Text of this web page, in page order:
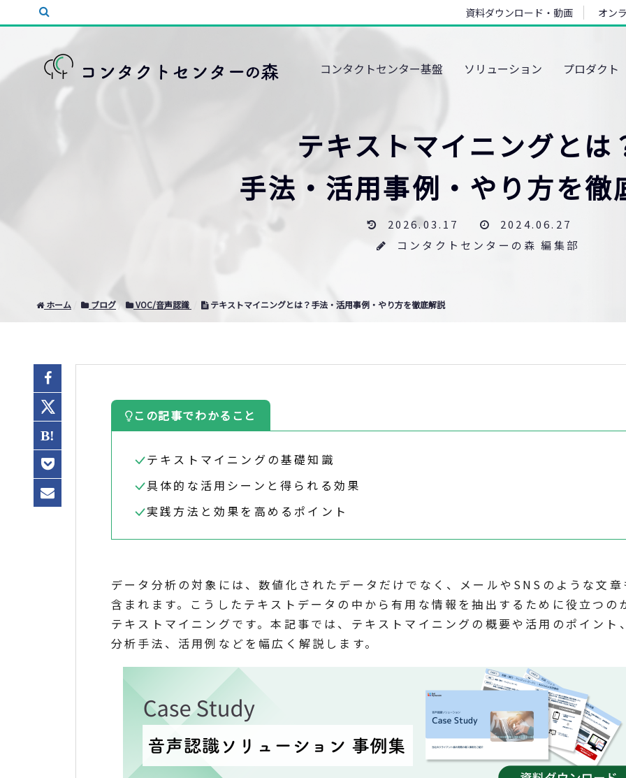
資料ダウンロード・動画 オン
コンタクトセンター基盤 ソリューション プロダクト
テキストマイニングとは
手法・活用事例・やり方を徹
2026.03.17
2024.06.27
コンタクトセンターの森 編集部
ホーム ブログ VOC/音声認識 テキストマイニングとは？手法・活用事例・やり方を徹底解説
この記事でわかること
テキストマイニングの基礎知識
具体的な活用シーンと得られる効果
実践方法と効果を高めるポイント
データ分析の対象には、数値化されたデータだけでなく、メールやSNSのような文章
含まれます。こうしたテキストデータの中から有用な情報を抽出するために役立つの
テキストマイニングです。本記事では、テキストマイニングの概要や活用のポイント、
分析手法、活用例などを幅広く解説します。